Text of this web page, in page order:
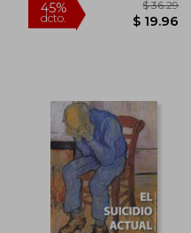
45%
dcto. $ 102.41